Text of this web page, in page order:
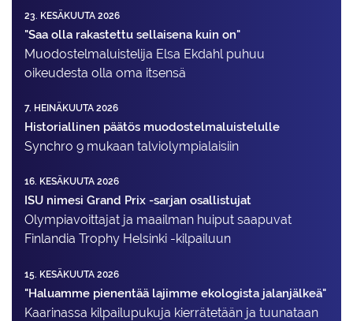
23. KESÄKUUTA 2026
"Saa olla rakastettu sellaisena kuin on"
Muodostelma­luistelija Elsa Ekdahl puhuu
oikeudesta olla oma itsensä
7. HEINÄKUUTA 2026
Historiallinen päätös muodostelmaluistelulle
Synchro 9 mukaan talviolympialaisiin
16. KESÄKUUTA 2026
ISU nimesi Grand Prix -sarjan osallistujat
Olympiavoittajat ja maailman huiput saapuvat
Finlandia Trophy Helsinki -kilpailuun
15. KESÄKUUTA 2026
"Haluamme pienentää lajimme ekologista jalanjälkeä"
Kaarinassa kilpailupukuja kierrätetään ja tuunataan